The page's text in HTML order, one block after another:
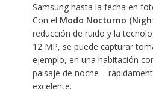
Samsung hasta la fecha en
Con el Modo Nocturno
reducción de ruido y la
12 MP, se puede capturar
ejemplo, en una habitación
paisaje de noche –
excelente.